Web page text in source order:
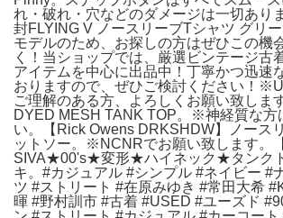
れ・破れ・穴などのダメージは一切あり
封FLYING V ノースリーブTシャツ グリ
モデルのため、お探しの方はぜひこの機
く！当ショップでは、厳選ビンテージ古
アイテムを中心に出品中！丁寧かつ迅速
おりますので、ぜひご検討ください！
ご理解のある方、よろしくお願い致し
DYED MESH TANK TOP。※神経質な方
い。【Rick Owens DRKSHDW】ノース
ットソー。※NCNRでお願い致します。
SIVA★00's★変形★ハイネック★タンク
キ。#カジュアル #シンプル #ネイビー #
ツ #ストリート #在原みゆき #常田大希
暉 #野村訓市 #古着 #USED #ユーズド